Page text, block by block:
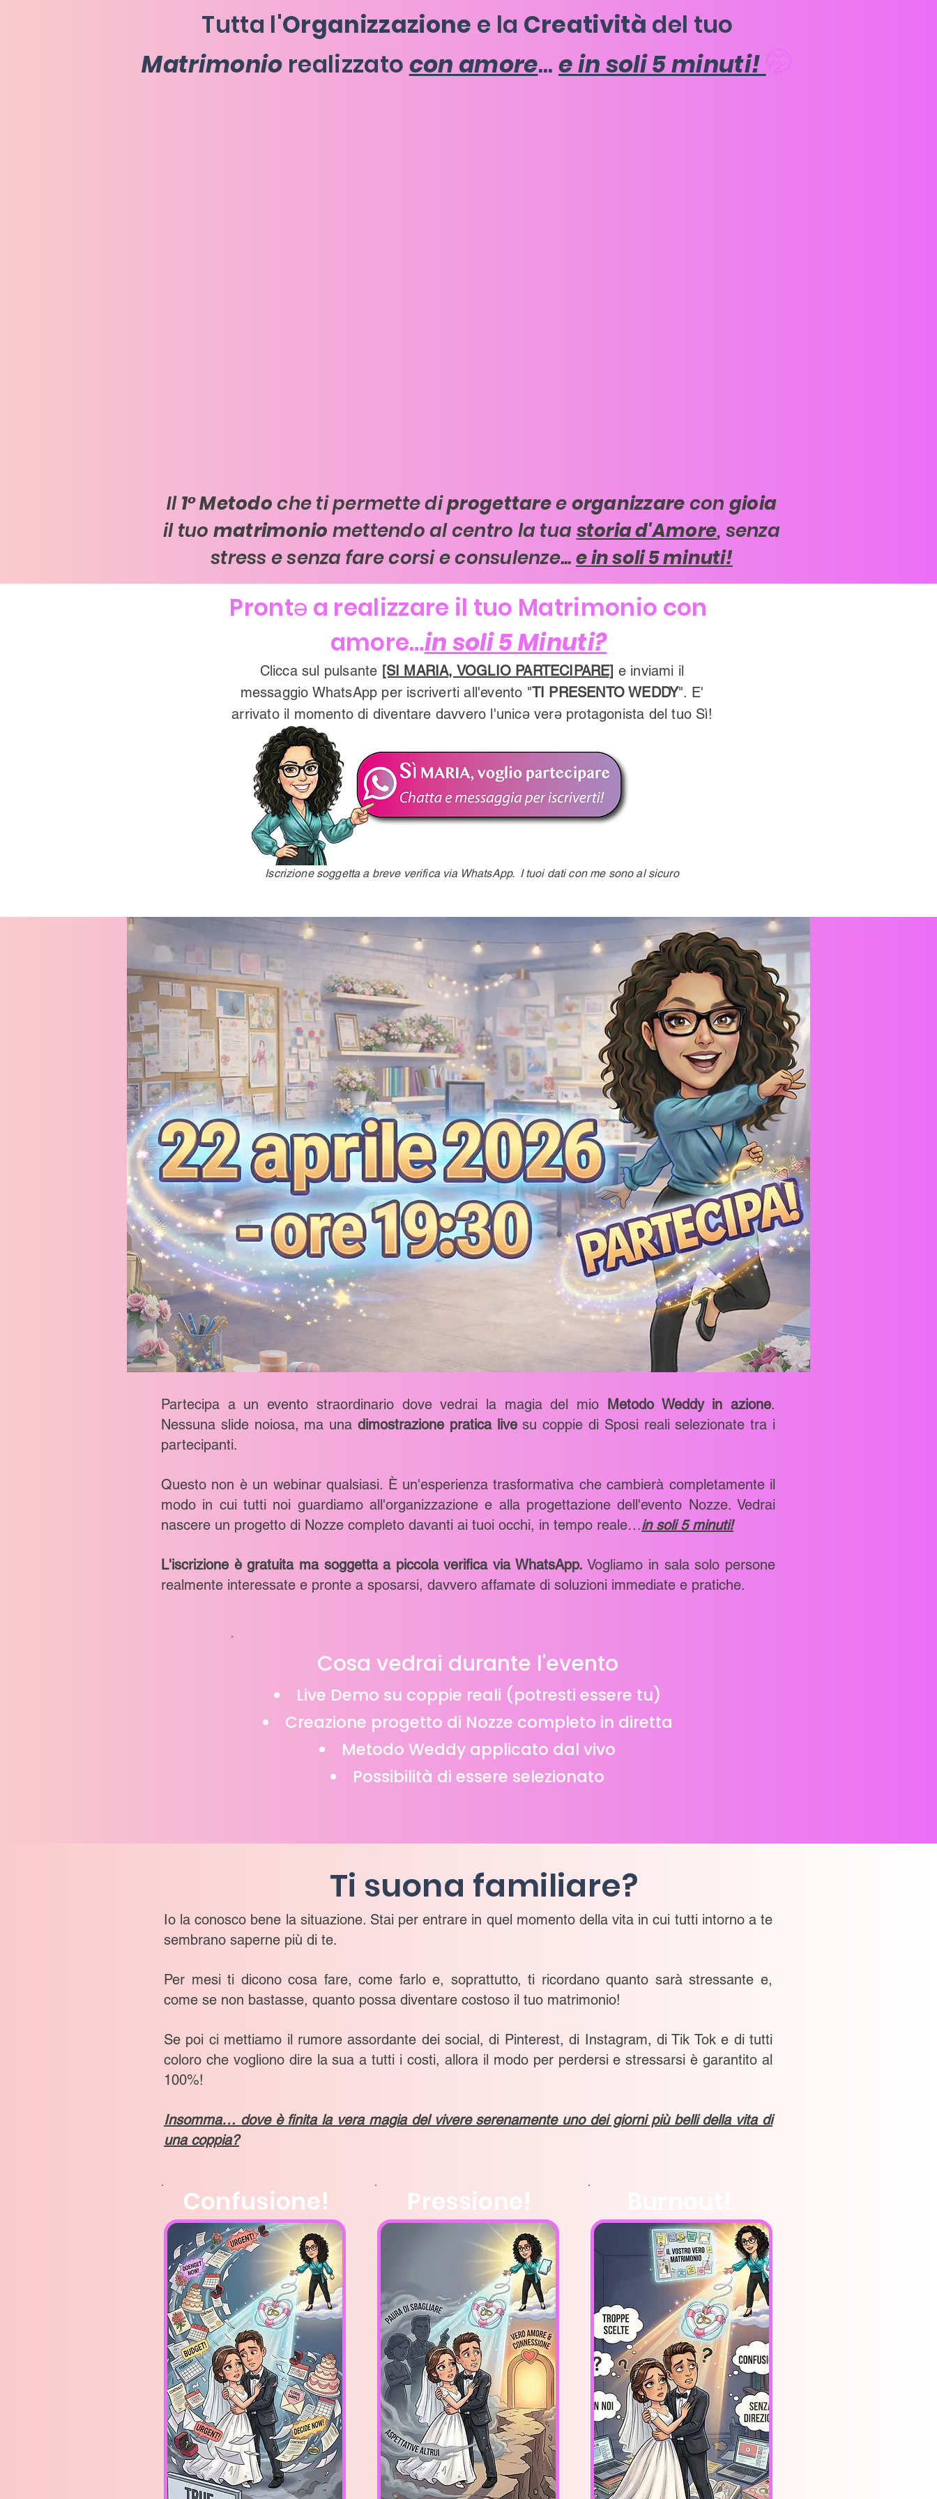
Tutta l'Organizzazione e la Creatività del tuo
Matrimonio realizzatocon amore...ein soli 5 minuti!🤭
Il1° Metodoche ti permette diprogettareeorganizzarecon gioia
il tuo matrimonio mettendo al centro la tuastoria d'Amore, senza
stress e senza fare corsi e consulenze...e in soli 5 minuti!
Prontə a realizzare il tuo Matrimonio con
amore…in soli 5 Minuti?
Clicca sul pulsante [SI MARIA, VOGLIO PARTECIPARE] e inviami il
messaggio WhatsApp per iscriverti all'evento "TI PRESENTO WEDDY". E'
arrivato il momento di diventare davvero l'unicə verə protagonista del tuo Sì!
Iscrizione soggetta a breve verifica via WhatsApp. I tuoi dati con me sono al sicuro
Partecipa a un evento straordinario dove vedrai la magia del mio Metodo Weddy in azione.
Nessuna slide noiosa, ma una dimostrazione pratica livesu coppie di Sposi reali selezionate tra i
partecipanti.
Questo non è un webinar qualsiasi. È un'esperienza trasformativa che cambierà completamente il
modo in cui tutti noi guardiamo all'organizzazione e alla progettazione dell'evento Nozze. Vedrai
nascere un progetto di Nozze completo davanti ai tuoi occhi, in tempo reale…in soli 5 minuti!
L'iscrizione è gratuita ma soggetta a piccola verifica via WhatsApp.Vogliamo in sala solo persone
realmente interessate e pronte a sposarsi, davvero affamate di soluzioni immediate e pratiche.
Cosa vedrai durante l'evento
Live Demo su coppie reali (potresti essere tu)
Creazione progetto di Nozze completo in diretta
Metodo Weddy applicato dal vivo
Possibilità di essere selezionato
Ti suona familiare?
Io la conosco bene la situazione. Stai per entrare in quel momento della vita in cui tutti intorno a te
sembrano saperne più di te.
Per mesi ti dicono cosa fare, come farlo e, soprattutto, ti ricordano quanto sarà stressante e,
come se non bastasse, quanto possa diventare costoso il tuo matrimonio!
Se poi ci mettiamo il rumore assordante dei social, di Pinterest, di Instagram, di Tik Tok e di tutti
coloro che vogliono dire la sua a tutti i costi, allora il modo per perdersi e stressarsi è garantito al
100%!
Insomma… dove è finita la vera magia del vivere serenamente uno dei giorni più belli della vita di
una coppia?
Confusione! Pressione!